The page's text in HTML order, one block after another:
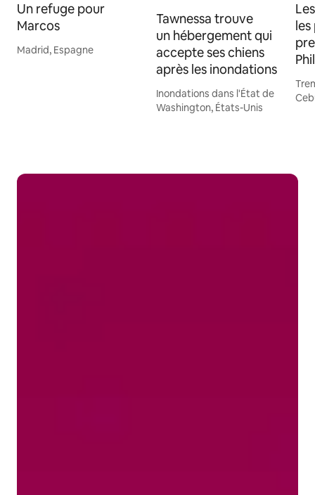
Un refuge pour
Marcos
Madrid, Espagne
Tawnessa trouve
un hébergement qui
accepte ses chiens
après les inondations
Inondations dans l'État de
Washington, États-Unis
les